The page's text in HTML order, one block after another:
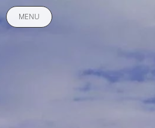
MENU